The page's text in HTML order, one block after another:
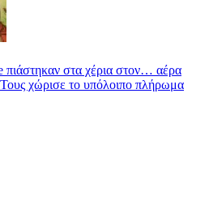
πιάστηκαν στα χέρια στον… αέρα
χώρισε το υπόλοιπο πλήρωμα